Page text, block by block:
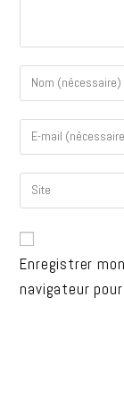
Enregistrer
navigateur